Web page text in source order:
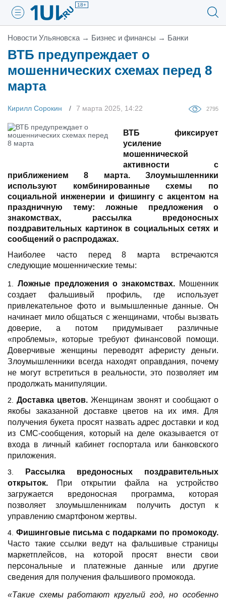
18+
Новости Ульяновска → Бизнес и финансы → Банки
ВТБ предупреждает о
мошеннических схемах перед 8
марта
Кирилл Сорокин 7 марта 2025, 14:22 2795
ВТБ фиксирует
усиление
мошеннической
активности с
приближением 8 марта. Злоумышленники
используют комбинированные схемы по
социальной инженерии и фишингу с акцентом на
праздничную тему: ложные предложения о
знакомствах, рассылка вредоносных
поздравительных картинок в социальных сетях и
сообщений о распродажах.
Наиболее часто перед 8 марта встречаются
следующие мошеннические темы:
Ложные предложения о знакомствах. Мошенник
создает фальшивый профиль, где использует
привлекательное фото и вымышленные данные. Он
начинает мило общаться с женщинами, чтобы вызвать
доверие, а потом придумывает различные
«проблемы», которые требуют финансовой помощи.
Доверчивые женщины переводят аферисту деньги.
Злоумышленники всегда находят оправдания, почему
не могут встретиться в реальности, это позволяет им
продолжать манипуляции.
Доставка цветов.Женщинам звонят и сообщают о
якобы заказанной доставке цветов на их имя. Для
получения букета просят назвать адрес доставки и код
из СМС-сообщения, который на деле оказывается от
входа в личный кабинет госпортала или банковского
приложения.
Рассылка вредоносных поздравительных
открыток. При открытии файла на устройство
загружается вредоносная программа, которая
позволяет злоумышленникам получить доступ к
управлению смартфоном жертвы.
Фишинговые письма с подарками по промокоду.
Часто такие ссылки ведут на фальшивые страницы
маркетплейсов, на которой просят внести свои
персональные и платежные данные или другие
сведения для получения фальшивого промокода.
«Такие схемы работают круглый год, но особенно